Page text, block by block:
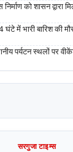
को शासन द्वारा
में भारी बारिश की
पर्यटन स्थलों पर
सरगुजा टाइम्स